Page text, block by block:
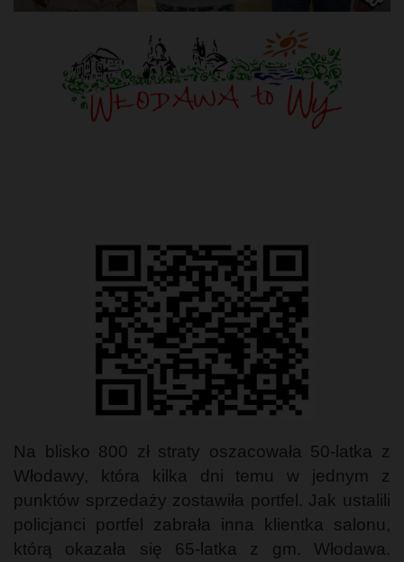
Na blisko 800 zł straty oszacowała 50-latka z
Włodawy, która kilka dni temu w jednym z
punktów sprzedaży zostawiła portfel. Jak ustalili
policjanci portfel zabrała inna klientka salonu,
którą okazała się 65-latka z gm. Włodawa.